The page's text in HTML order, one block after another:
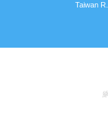
Taiwan